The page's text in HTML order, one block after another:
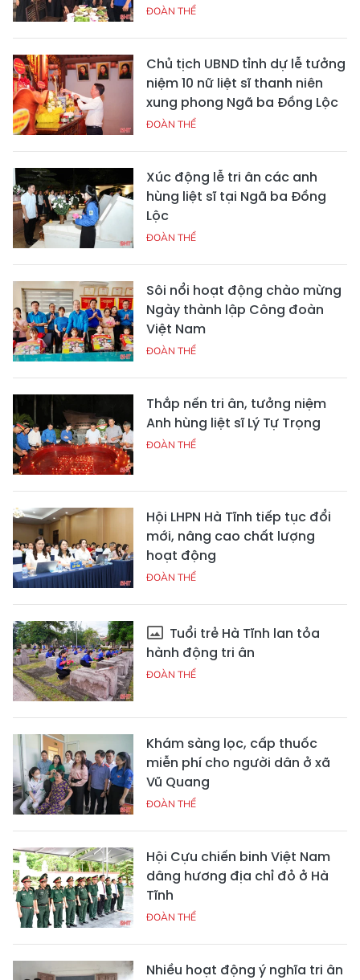
ĐOÀN THỂ
Chủ tịch UBND tỉnh dự lễ tưởng
niệm 10 nữ liệt sĩ thanh niên
xung phong Ngã ba Đồng Lộc
ĐOÀN THỂ
Xúc động lễ tri ân các anh
hùng liệt sĩ tại Ngã ba Đồng
Lộc
ĐOÀN THỂ
Sôi nổi hoạt động chào mừng
Ngày thành lập Công đoàn
Việt Nam
ĐOÀN THỂ
Thắp nến tri ân, tưởng niệm
Anh hùng liệt sĩ Lý Tự Trọng
ĐOÀN THỂ
Hội LHPN Hà Tĩnh tiếp tục đổi
mới, nâng cao chất lượng
hoạt động
ĐOÀN THỂ
Tuổi trẻ Hà Tĩnh lan tỏa
hành động tri ân
ĐOÀN THỂ
Khám sàng lọc, cấp thuốc
miễn phí cho người dân ở xã
Vũ Quang
ĐOÀN THỂ
Hội Cựu chiến binh Việt Nam
dâng hương địa chỉ đỏ ở Hà
Tĩnh
ĐOÀN THỂ
Nhiều hoạt động ý nghĩa tri ân